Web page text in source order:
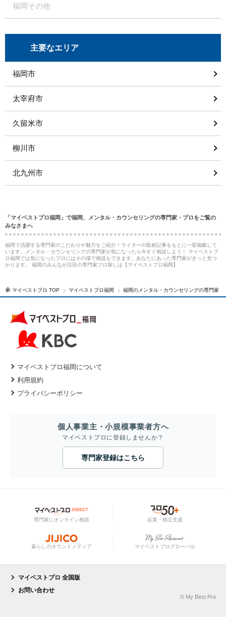
福岡その他
主要なエリア
福岡市
太宰府市
久留米市
柳川市
北九州市
「マイベストプロ福岡」で福岡、メンタル・カウンセリングの専門家・プロをご覧の
みなさまへ
福岡で活躍する専門家のこだわりや魅力をご紹介！ライターの取材記事をもとに一挙掲載して
います。メンタル・カウンセリングの専門家が気になったら今すぐ相談しよう！ マイベストプ
ロ福岡では気になったプロにはその場で相談もできます。あなたにあった専門家がきっと見つ
かります。 福岡のみんなが注目の専門家プロ探しは【マイベストプロ福岡】
マイベストプロ TOP マイベストプロ福岡 福岡のメンタル・カウンセリングの専門家
マイベストプロ福岡について
利用規約
プライバシーポリシー
個人事業主・小規模事業者方へ
マイベストプロに登録しませんか？
専門家登録はこちら
専門家にオンライン相談 起業・独立支援
暮らしのオウンドメディア マイベストプログローバル
マイベストプロ 全国版
お問い合わせ
© My Best Pro